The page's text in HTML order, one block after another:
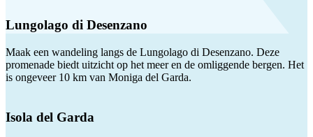
Lungolago di Desenzano
Maak een wandeling langs de Lungolago di Desenzano. Deze
promenade biedt uitzicht op het meer en de omliggende bergen. Het
is ongeveer 10 km van Moniga del Garda.
Isola del Garda